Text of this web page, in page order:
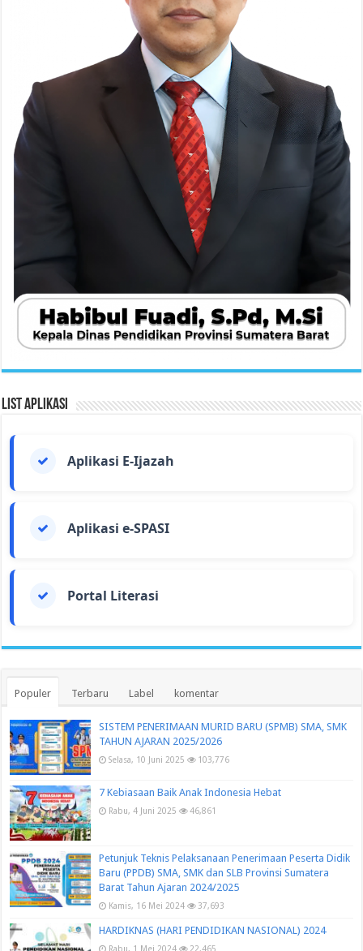
List Aplikasi
Aplikasi E-Ijazah
Aplikasi e-SPASI
Portal Literasi
Populer Terbaru Label komentar
SISTEM PENERIMAAN MURID BARU (SPMB) SMA, SMK
TAHUN AJARAN 2025/2026
Selasa, 10 Juni 2025 103,776
7 Kebiasaan Baik Anak Indonesia Hebat
Rabu, 4 Juni 2025 46,861
Petunjuk Teknis Pelaksanaan Penerimaan Peserta Didik
Baru (PPDB) SMA, SMK dan SLB Provinsi Sumatera
Barat Tahun Ajaran 2024/2025
Kamis, 16 Mei 2024 37,693
HARDIKNAS (HARI PENDIDIKAN NASIONAL) 2024
Rabu, 1 Mei 2024 22,465